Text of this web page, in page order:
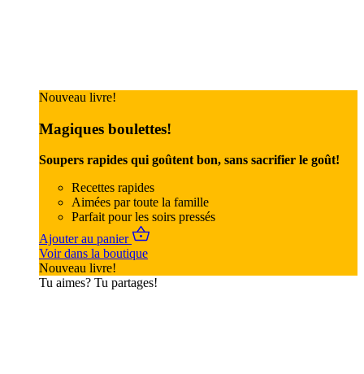
Nouveau livre!
Magiques boulettes!
Soupers rapides qui goûtent bon, sans sacrifier le goût!
Recettes rapides
Aimées par toute la famille
Parfait pour les soirs pressés
Ajouter au panier
Voir dans la boutique
Nouveau livre!
Tu aimes? Tu partages!